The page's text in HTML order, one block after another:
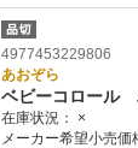
4977453229806
あおぞら
ベビーコロール
在庫状況：
×
メーカー希望小売価